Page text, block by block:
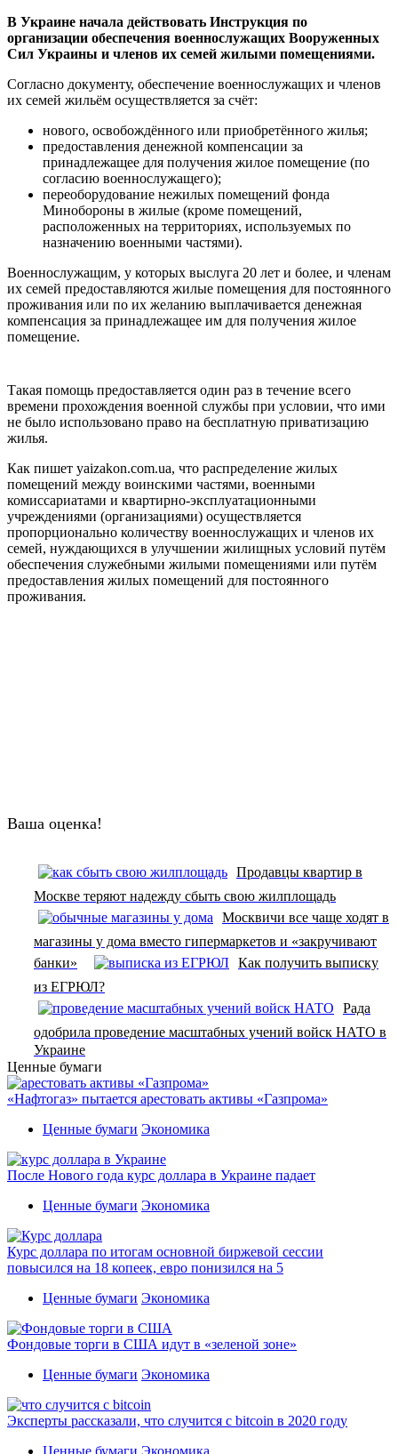
В Украине начала действовать Инструкция по
организации обеспечения военнослужащих Вооруженных
Сил Украины и членов их семей жилыми помещениями.
Согласно документу, обеспечение военнослужащих и членов
их семей жильём осуществляется за счёт:
нового, освобождённого или приобретённого жилья;
предоставления денежной компенсации за
принадлежащее для получения жилое помещение (по
согласию военнослужащего);
переоборудование нежилых помещений фонда
Минобороны в жилые (кроме помещений,
расположенных на территориях, используемых по
назначению военными частями).
Военнослужащим, у которых выслуга 20 лет и более, и членам
их семей предоставляются жилые помещения для постоянного
проживания или по их желанию выплачивается денежная
компенсация за принадлежащее им для получения жилое
помещение.
Такая помощь предоставляется один раз в течение всего
времени прохождения военной службы при условии, что ими
не было использовано право на бесплатную приватизацию
жилья.
Как пишет yaizakon.com.ua, что распределение жилых
помещений между воинскими частями, военными
комиссариатами и квартирно-эксплуатационными
учреждениями (организациями) осуществляется
пропорционально количеству военнослужащих и членов их
семей, нуждающихся в улучшении жилищных условий путём
обеспечения служебными жилыми помещениями или путём
предоставления жилых помещений для постоянного
проживания.
Ваша оценка!
Продавцы квартир в
Москве теряют надежду сбыть свою жилплощадь
Москвичи все чаще ходят в
магазины у дома вместо гипермаркетов и «закручивают
банки»
Как получить выписку
из ЕГРЮЛ?
Рада
одобрила проведение масштабных учений войск НАТО в
Украине
Ценные бумаги
«Нафтогаз» пытается арестовать активы «Газпрома»
Ценные бумаги Экономика
После Нового года курс доллара в Украине падает
Ценные бумаги Экономика
Курс доллара по итогам основной биржевой сессии
повысился на 18 копеек, евро понизился на 5
Ценные бумаги Экономика
Фондовые торги в США идут в «зеленой зоне»
Ценные бумаги Экономика
Эксперты рассказали, что случится с bitcoin в 2020 году
Ценные бумаги Экономика